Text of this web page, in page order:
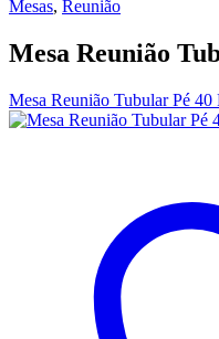
Mesas, Reunião
Mesa Reunião
Mesa Reunião Tubular Pé 40